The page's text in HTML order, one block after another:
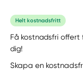
Helt kostnadsfritt
Få kostnadsfri
dig!
Skapa en